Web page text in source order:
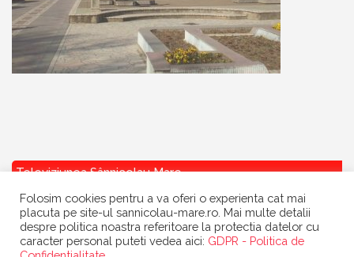
Televiziunea Sânnicolau Mare
Folosim cookies pentru a va oferi o experienta cat mai
placuta pe site-ul sannicolau-mare.ro. Mai multe detalii
despre politica noastra referitoare la protectia datelor cu
caracter personal puteti vedea aici: GDPR - Politica de